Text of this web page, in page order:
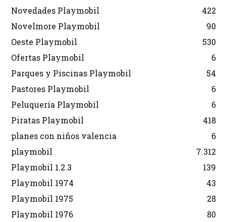
Novedades Playmobil
422
Novelmore Playmobil
90
Oeste Playmobil
530
Ofertas Playmobil
6
Parques y Piscinas Playmobil
54
Pastores Playmobil
6
Peluquería Playmobil
6
Piratas Playmobil
418
planes con niños valencia
6
playmobil
7.312
Playmobil 1.2.3
139
Playmobil 1974
43
Playmobil 1975
28
Playmobil 1976
80